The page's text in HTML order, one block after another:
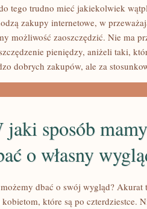
tego trudno mieć jakiekolwiek
zakupy internetowe, w
możliwość zaoszczędzić. Nie ma
pieniędzy, aniżeli taki,
dobrych zakupów, ale za
jaki sposób
o własny
dbać o swój wygląd? Akurat
które są po czterdziestce.